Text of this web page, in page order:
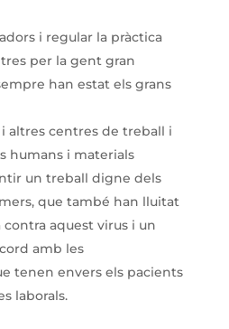
i regular la pràctica
per la gent gran
han estat els grans
altres centres de treball i
humans i materials
un treball digne dels
que també han lluitat
aquest virus i un
amb les
tenen envers els pacients
laborals.